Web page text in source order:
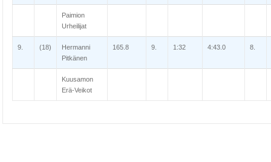
Paimion
Urheilijat
9. (18)
Hermanni
Pitkänen
165.8 9. 1:32 4:43.0 8.
Kuusamon
Erä-Veikot